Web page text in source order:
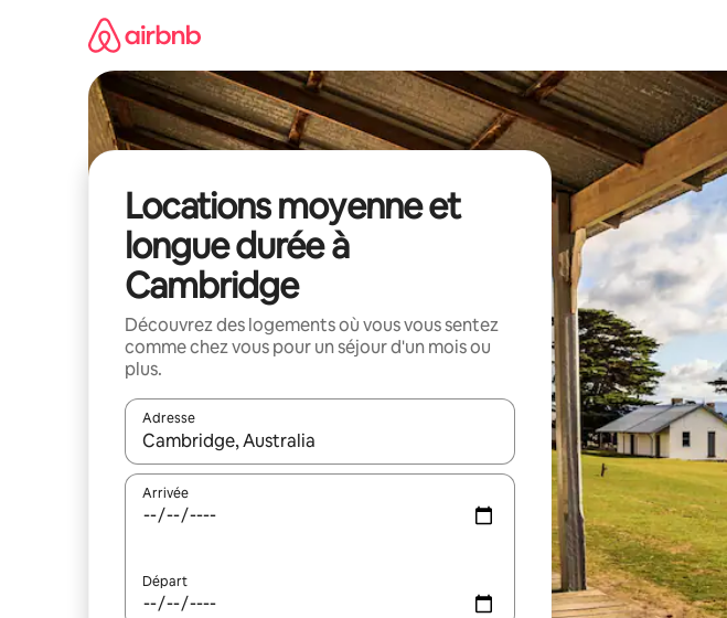
Locations moyenne et
longue durée à
Cambridge
Découvrez des logements où vous vous sentez
comme chez vous pour un séjour d'un mois ou
plus.
Adresse
Lorsque les résultats s'affichent, utilisez les flèches vers le haut et vers le bas
Arrivée
Départ